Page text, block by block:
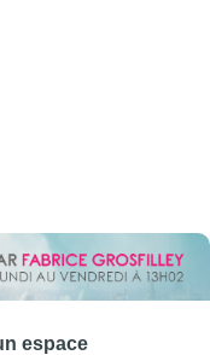
espace